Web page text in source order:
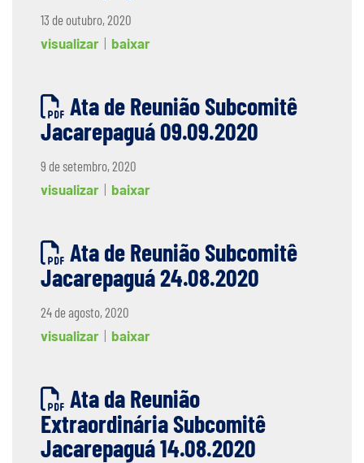
13 de outubro, 2020
visualizar
baixar
Ata de Reunião Subcomitê
Jacarepaguá 09.09.2020
9 de setembro, 2020
visualizar
baixar
Ata de Reunião Subcomitê
Jacarepaguá 24.08.2020
24 de agosto, 2020
visualizar
baixar
Ata da Reunião
Extraordinária Subcomitê
Jacarepaguá 14.08.2020